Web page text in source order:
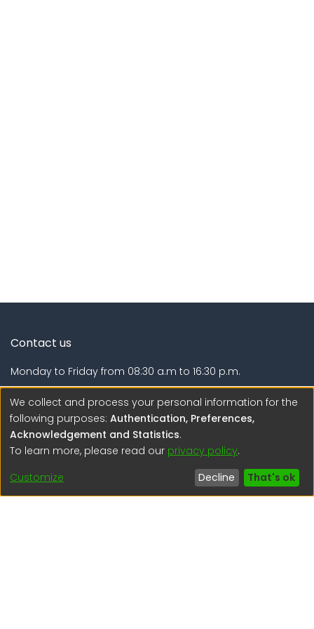
upper boundary of ESSW, which is associated with high
each individual signal results in a better understanding
Contact us
Monday to Friday from 08:30 a.m to 16:30 p.m.
Lima - Lima - Perú
regen@igp.gob.pe
(51) 54 369212
Interesting links
We collect and process your personal information for the
following purposes: Authentication, Preferences,
Acknowledgement and Statistics.
To learn more, please read our privacy policy.
Customize
Decline That's ok